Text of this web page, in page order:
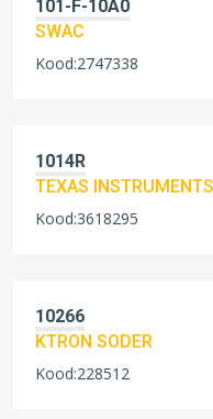
101-F-10A0
SWAC
Kood:2747338
1014R
TEXAS INSTRUMENTS
Kood:3618295
10266
KTRON SODER
Kood:228512